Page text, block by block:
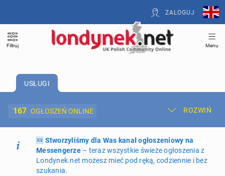
ZALOGUJ
Filtruj Menu
USŁUGI
167 OGŁOSZEŃ ONLINE ROZWIŃ
Dodaj ogłoszenie Moje ogłoszenia
Oferta i cennik ogłoszeń
🆕 Stworzyliśmy dla Was kanał ogłoszeniowy na
Messengerze– teraz wszystkie świeże ogłoszenia z
Londynek.net możesz mieć pod ręką, codziennie i bez
szukania.